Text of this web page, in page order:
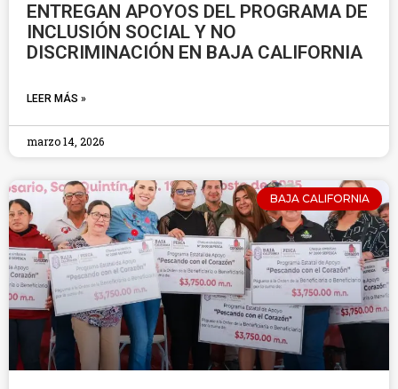
ENTREGAN APOYOS DEL PROGRAMA DE
INCLUSIÓN SOCIAL Y NO
DISCRIMINACIÓN EN BAJA CALIFORNIA
LEER MÁS »
marzo 14, 2026
BAJA CALIFORNIA